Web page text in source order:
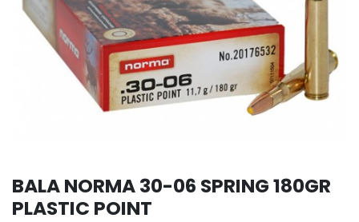
BALA NORMA 30-06 SPRING 180GR
PLASTIC POINT